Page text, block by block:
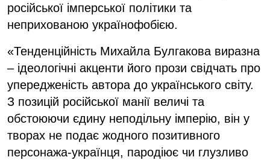
російської імперської політики та
неприхованою українофобією.
«Тенденційність Михайла Булгакова виразна
– ідеологічні акценти його прози свідчать про
упередженість автора до українського світу.
З позицій російської манії величі та
обстоюючи єдину неподільну імперію, він у
творах не подає жодного позитивного
персонажа-українця, пародіює чи глузливо